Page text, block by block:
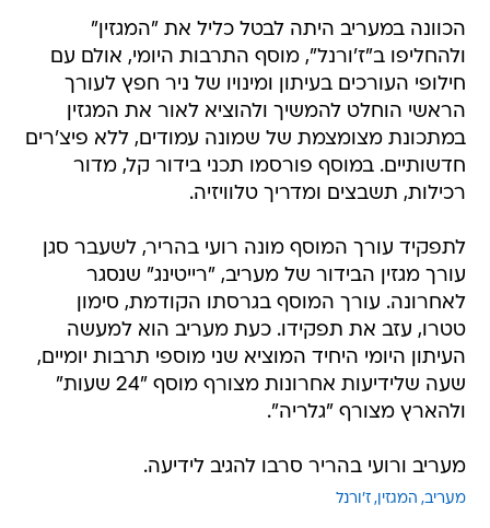
הכוונה במעריב היתה לבטל כליל את "המגזין"
ולהחליפו ב"ז'ורנל", מוסף התרבות היומי, אולם עם
חילופי העורכים בעיתון ומינויו של ניר חפץ לעורך
הראשי הוחלט להמשיך ולהוציא לאור את המגזין
במתכונת מצומצמת של שמונה עמודים, ללא פיצ'רים
חדשותיים. במוסף פורסמו תכני בידור קל, מדור
רכילות, תשבצים ומדריך טלוויזיה.
לתפקיד עורך המוסף מונה רועי בהריר, לשעבר סגן
עורך מגזין הבידור של מעריב, "רייטינג" שנסגר
לאחרונה. עורך המוסף בגרסתו הקודמת, סימון
טטרו, עזב את תפקידו. כעת מעריב הוא למעשה
העיתון היומי היחיד המוציא שני מוספי תרבות יומיים,
שעה שלידיעות אחרונות מצורף מוסף "24 שעות"
ולהארץ מצורף "גלריה".
מעריב ורועי בהריר סרבו להגיב לידיעה.
מעריב המגזין ז'ורנל